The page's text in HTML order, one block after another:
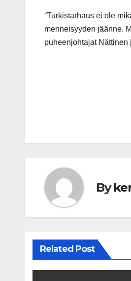
“Turkistarhaus ei ole
menneisyyden jäänne.
puheenjohtajat Nättinen
By
Related Post